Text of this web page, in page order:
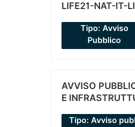
LIFE21-NAT-IT-
Tipo: Avviso
Pubblico
AVVISO
E
Tipo: Avviso